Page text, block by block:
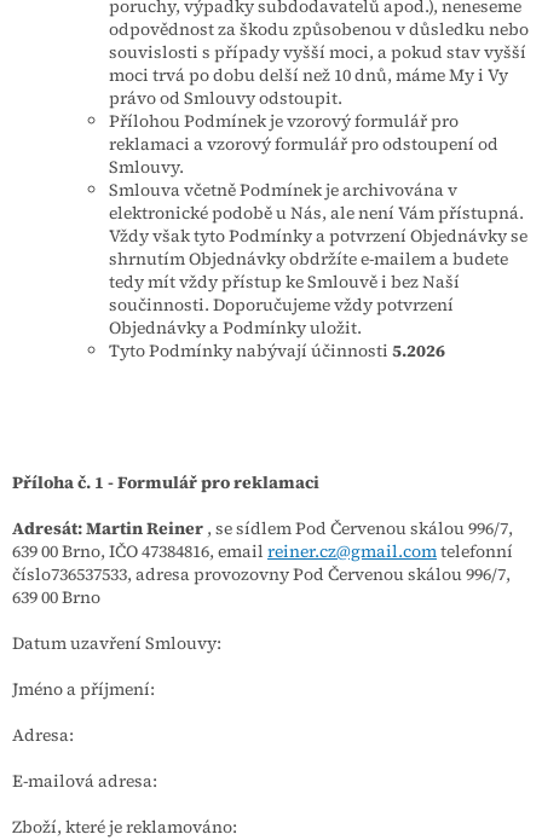
poruchy, výpadky subdodavatelů apod.), neneseme
odpovědnost za škodu způsobenou v důsledku nebo
souvislosti s případy vyšší moci, a pokud stav vyšší
moci trvá po dobu delší než 10 dnů, máme My i Vy
právo od Smlouvy odstoupit.
Přílohou Podmínek je vzorový formulář pro
reklamaci a vzorový formulář pro odstoupení od
Smlouvy.
Smlouva včetně Podmínek je archivována v
elektronické podobě u Nás, ale není Vám přístupná.
Vždy však tyto Podmínky a potvrzení Objednávky se
shrnutím Objednávky obdržíte e-mailem a budete
tedy mít vždy přístup ke Smlouvě i bez Naší
součinnosti. Doporučujeme vždy potvrzení
Objednávky a Podmínky uložit.
Tyto Podmínky nabývají účinnosti 5.2026
Příloha č. 1 - Formulář pro reklamaci
Adresát:Martin Reiner , se sídlem Pod Červenou skálou 996/7,
639 00 Brno, IČO 47384816, email reiner.cz@gmail.comtelefonní
číslo736537533, adresa provozovny Pod Červenou skálou 996/7,
639 00 Brno
Datum uzavření Smlouvy:
Jméno a příjmení:
Adresa:
E-mailová adresa:
Zboží, které je reklamováno: